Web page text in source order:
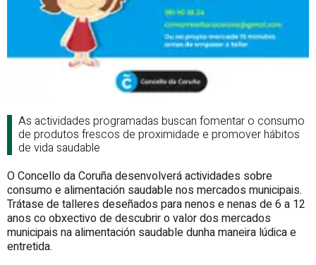
As actividades programadas buscan fomentar o consumo
de produtos frescos de proximidade e promover hábitos
de vida saudable
O Concello da Coruña desenvolverá actividades sobre
consumo e alimentación saudable nos mercados municipais.
Trátase de talleres deseñados para nenos e nenas de 6 a 12
anos co obxectivo de descubrir o valor dos mercados
municipais na alimentación saudable dunha maneira lúdica e
entretida.